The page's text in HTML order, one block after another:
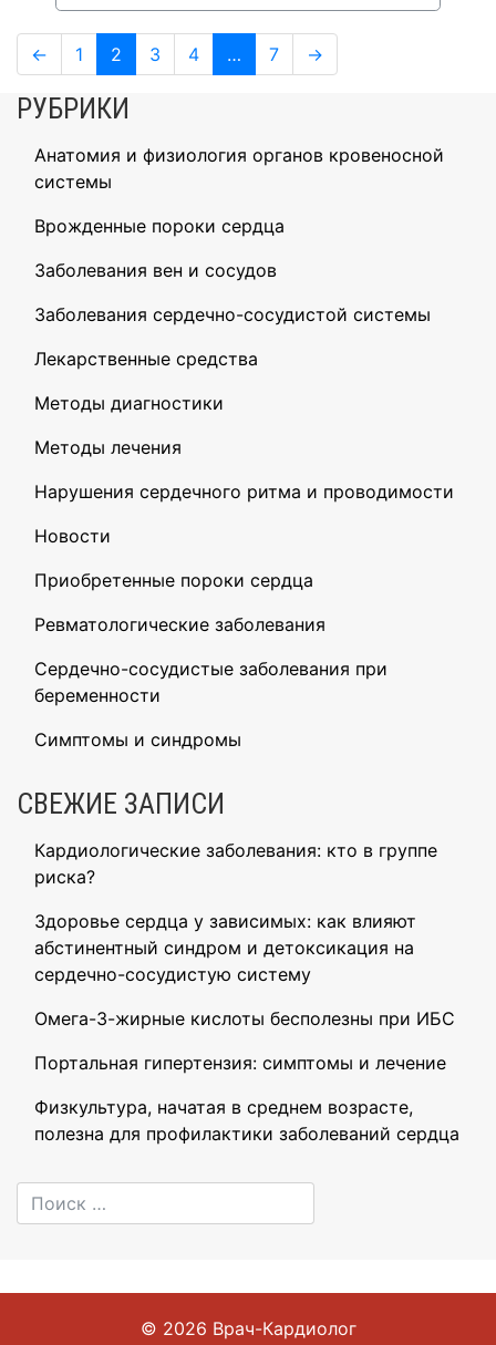
Навигация
по
записям
← Page
1 Page
2 Page
3 Page
4 … Page
7 →
РУБРИКИ
Анатомия и физиология органов кровеносной
системы
Врожденные пороки сердца
Заболевания вен и сосудов
Заболевания сердечно-сосудистой системы
Лекарственные средства
Методы диагностики
Методы лечения
Нарушения сердечного ритма и проводимости
Новости
Приобретенные пороки сердца
Ревматологические заболевания
Сердечно-сосудистые заболевания при
беременности
Симптомы и синдромы
СВЕЖИЕ ЗАПИСИ
Кардиологические заболевания: кто в группе
риска?
Здоровье сердца у зависимых: как влияют
абстинентный синдром и детоксикация на
сердечно-сосудистую систему
Омега-3-жирные кислоты бесполезны при ИБС
Портальная гипертензия: симптомы и лечение
Физкультура, начатая в среднем возрасте,
полезна для профилактики заболеваний сердца
© 2026 Врач-Кардиолог